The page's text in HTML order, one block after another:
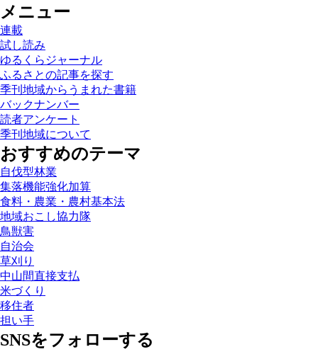
メニュー
連載
試し読み
ゆるくらジャーナル
ふるさとの記事を探す
季刊地域からうまれた書籍
バックナンバー
読者アンケート
季刊地域について
おすすめのテーマ
自伐型林業
集落機能強化加算
食料・農業・農村基本法
地域おこし協力隊
鳥獣害
自治会
草刈り
中山間直接支払
米づくり
移住者
担い手
SNSをフォローする